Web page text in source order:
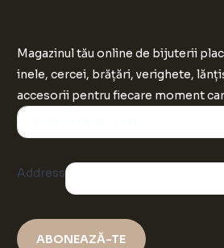
Magazinul tău online de bijuterii
inele, cercei, brățări, verighete,
accesorii pentru fiecare moment
Address
ABONEAZĂ-TE